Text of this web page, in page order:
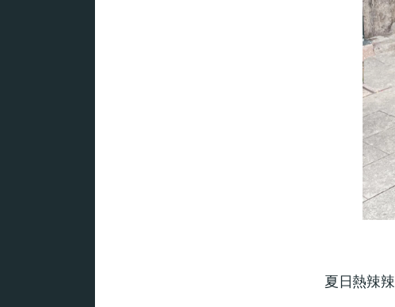
夏日熱辣辣